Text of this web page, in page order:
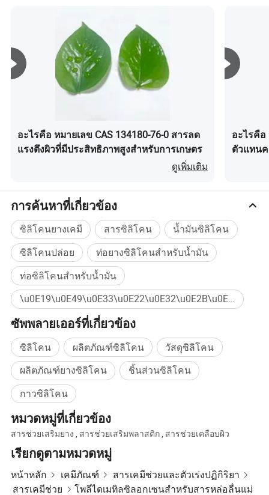
หลังจากการสาธิตตลาดซ้ำคุณภาพผลิตภัณฑ์ของเรา
ได้รับการยอมรับอย่างกว้างขวางจากลูกค้า ! เมื่อ
ผนวกกับการบริการลูกค้าของเราลูกค้าจากทั่วโลกจะ
มาร่วมเป็นส่วนหนึ่งของความร่วมมือกันมากขึ้น !
ความพึงพอใจของลูกค้าเป็นสิ่งที่บริษัทของเรามุ่งมั่น
เสมอ !
การสื่อสาร
เราเข้าร่วมนิทรรศการทั่วโลกเป็นครั้งคราวในทุกๆปี
อะไรคือ หมายเลข CAS 134180-76-0 สารลด
แรงตึงผิวที่มีประสิทธิภาพสูงสำหรับการเกษตร
ดูเพิ่มเติม
อะไรคื
ตัวแทนค
การค้นหาที่เกี่ยวข้อง
ซิลิโคนยางเคมี สารซิลิโคน
น้ำมันซิลิโคน
ซิลิโคนปล่อย
ท่อยางซิลิโคนสำหรับน้ำมัน
ท่อซิลิโคนสำหรับน้ำมัน
\u0E19\u0E49\u0E33\u0E22\u0E32\u0E2B\u0E25\u0E48\u0E2D\u0E41\u0E21\u0E48\u0E41\u0E1A\u0E1A ซื้อจำนวนมาก
ซัพพลายเออร์ที่เกี่ยวข้อง
ซิลิโคน ผลิตภัณฑ์ซิลิโคน
วัสดุซิลิโคน
ผลิตภัณฑ์ยางซิลิโคน
ชิ้นส่วนซิลิโคน
กาวซิลิโคน
หมวดหมู่ที่เกี่ยวข้อง
สารช่วยเสริมยาง , สารช่วยเสริมพลาสติก, สารช่วยเคลือบผิว
เรียกดูตามหมวดหมู่
หน้าหลัก เคมีภัณฑ์
สารเคมีช่วยและตัวเร่งปฏิกิริยา
สารเคมีช่วย
โพลีไดเมทิลซิลอกเซนสำหรับสารหล่อลื่นแม่